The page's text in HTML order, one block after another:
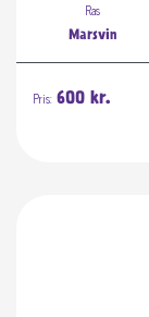
Ras
Marsvin
Pris: 600 kr.